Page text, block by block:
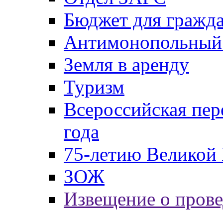
Бюджет для
Антимонопольный
Земля в аренду
Туризм
Всероссийская
года
75-летию
ЗОЖ
Извещение о